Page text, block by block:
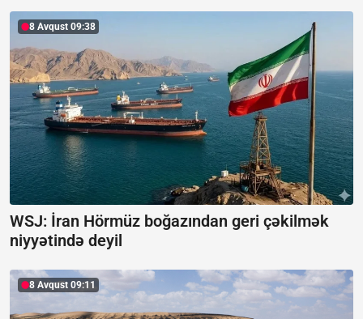
8 Avqust 09:38
WSJ: İran Hörmüz boğazından geri çəkilmək
niyyətində deyil
8 Avqust 09:11